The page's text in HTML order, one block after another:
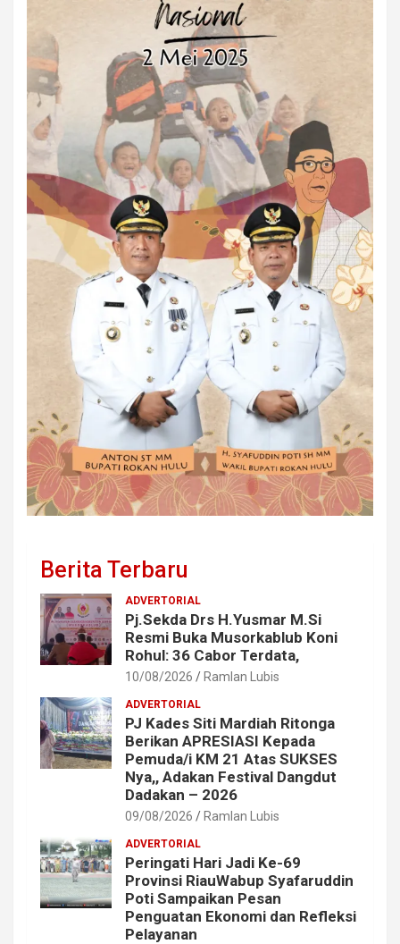
Berita Terbaru
ADVERTORIAL
Pj.Sekda Drs H.Yusmar M.Si
Resmi Buka Musorkablub Koni
Rohul: 36 Cabor Terdata,
10/08/2026 Ramlan Lubis
ADVERTORIAL
PJ Kades Siti Mardiah Ritonga
Berikan APRESIASI Kepada
Pemuda/i KM 21 Atas SUKSES
Nya,, Adakan Festival Dangdut
Dadakan – 2026
09/08/2026 Ramlan Lubis
ADVERTORIAL
Peringati Hari Jadi Ke-69
Provinsi RiauWabup Syafaruddin
Poti Sampaikan Pesan
Penguatan Ekonomi dan Refleksi
Pelayanan